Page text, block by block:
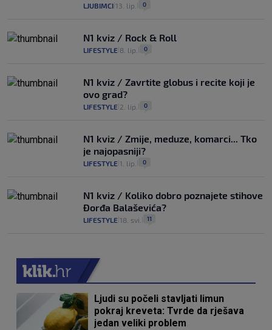
LJUBIMCI 13. lip. 0
N1 kviz / Rock & Roll
LIFESTYLE 8. lip. 0
N1 kviz / Zavrtite globus i recite koji je
ovo grad?
LIFESTYLE 2. lip. 0
N1 kviz / Zmije, meduze, komarci... Tko
je najopasniji?
LIFESTYLE 1. lip. 0
N1 kviz / Koliko dobro poznajete stihove
Đorđa Balaševića?
LIFESTYLE 18. svi. 11
Ljudi su počeli stavljati limun
pokraj kreveta: Tvrde da rješava
jedan veliki problem